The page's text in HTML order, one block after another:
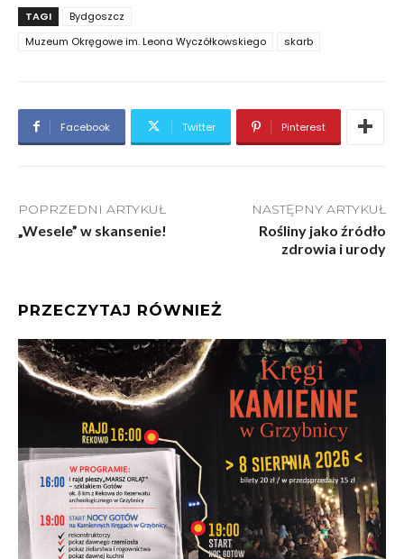
TAGI
Bydgoszcz
Muzeum Okręgowe im. Leona Wyczółkowskiego
skarb
Facebook Twitter Pinterest
POPRZEDNI ARTYKUŁ
„Wesele” w skansenie!
NASTĘPNY ARTYKUŁ
Rośliny jako źródło
zdrowia i urody
PRZECZYTAJ RÓWNIEŻ